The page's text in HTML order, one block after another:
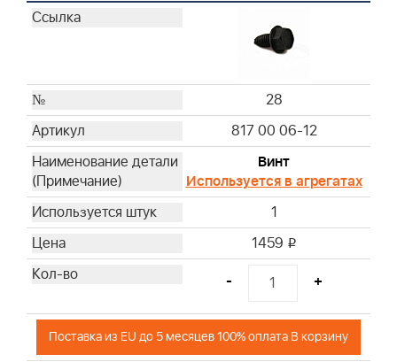
28
817 00 06-12
Винт
Используется в агрегатах
1
1459 i
- +
Поставка из EU до 5 месяцев 100% оплата В корзину